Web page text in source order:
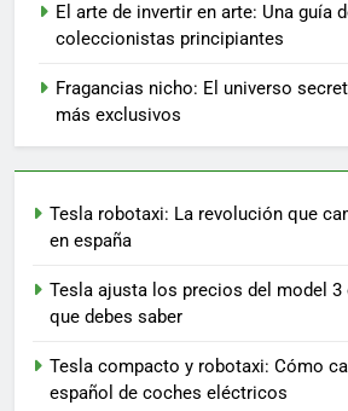
El arte de invertir en arte: Una guía
coleccionistas principiantes
Fragancias nicho: El universo
más exclusivos
Tesla robotaxi: La revolución que
en españa
Tesla ajusta los precios del model 3
que debes saber
Tesla compacto y robotaxi: Cómo
español de coches eléctricos